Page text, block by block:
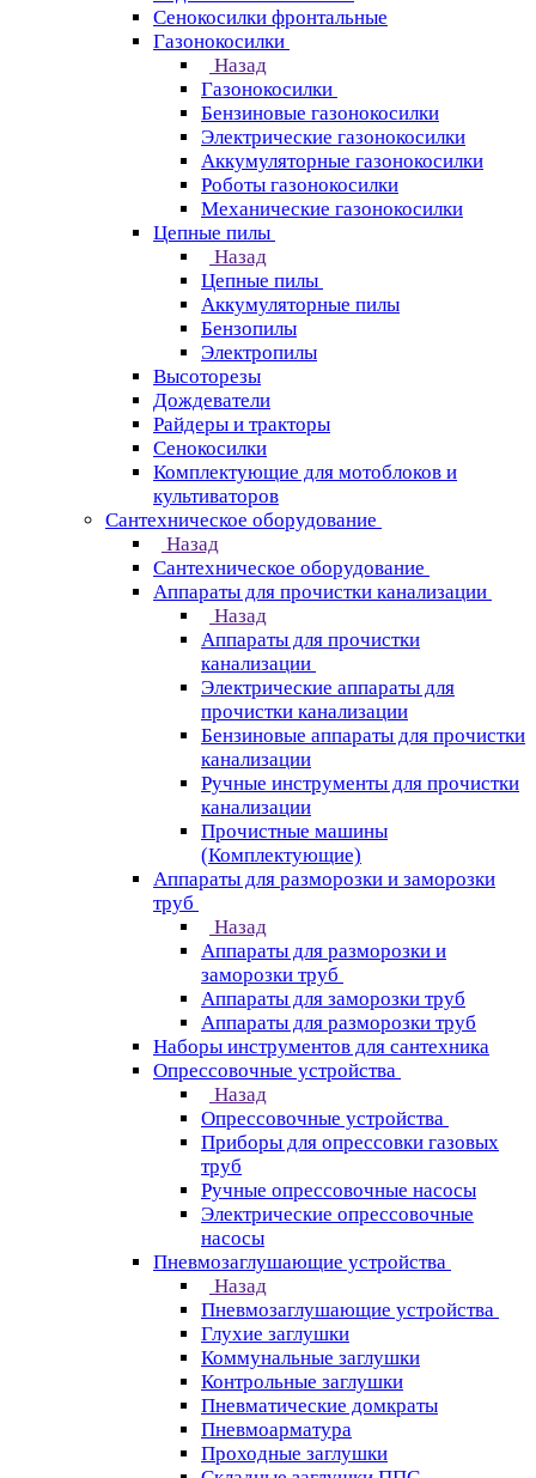
Сенокосилки фронтальные
Газонокосилки
Назад
Газонокосилки
Бензиновые газонокосилки
Электрические газонокосилки
Аккумуляторные газонокосилки
Роботы газонокосилки
Механические газонокосилки
Цепные пилы
Назад
Цепные пилы
Аккумуляторные пилы
Бензопилы
Электропилы
Высоторезы
Дождеватели
Райдеры и тракторы
Сенокосилки
Комплектующие для мотоблоков и
культиваторов
Сантехническое оборудование
Назад
Сантехническое оборудование
Аппараты для прочистки канализации
Назад
Аппараты для прочистки
канализации
Электрические аппараты для
прочистки канализации
Бензиновые аппараты для прочистки
канализации
Ручные инструменты для прочистки
канализации
Прочистные машины
(Комплектующие)
Аппараты для разморозки и заморозки
труб
Назад
Аппараты для разморозки и
заморозки труб
Аппараты для заморозки труб
Аппараты для разморозки труб
Наборы инструментов для сантехника
Опрессовочные устройства
Назад
Опрессовочные устройства
Приборы для опрессовки газовых
труб
Ручные опрессовочные насосы
Электрические опрессовочные
насосы
Пневмозаглушающие устройства
Назад
Пневмозаглушающие устройства
Глухие заглушки
Коммунальные заглушки
Контрольные заглушки
Пневматические домкраты
Пневмоарматура
Проходные заглушки